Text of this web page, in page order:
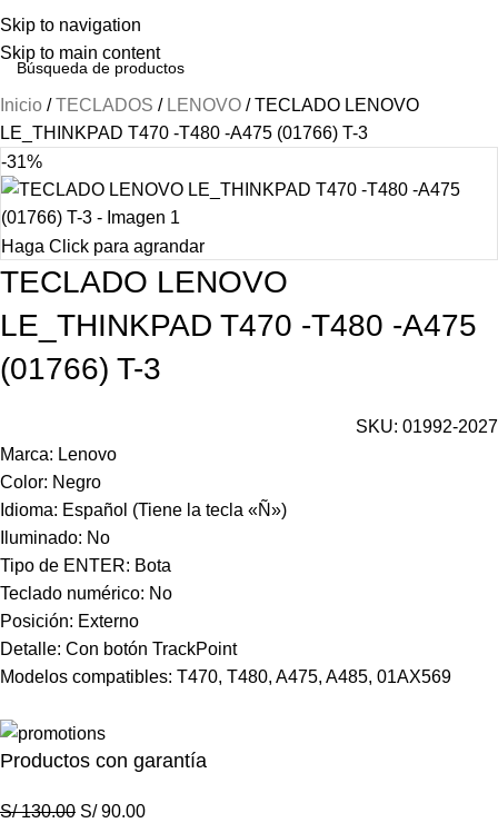
Skip to navigation
Skip to main content
Inicio TECLADOS LENOVO
TECLADO LENOVO
LE_THINKPAD T470 -T480 -A475 (01766) T-3
-31%
Haga Click para agrandar
TECLADO LENOVO
LE_THINKPAD T470 -T480 -A475
(01766) T-3
SKU: 01992-2027
Marca: Lenovo
Color: Negro
Idioma: Español (Tiene la tecla «Ñ»)
Iluminado: No
Tipo de ENTER: Bota
Teclado numérico: No
Posición: Externo
Detalle: Con botón TrackPoint
Modelos compatibles: T470, T480, A475, A485, 01AX569
Productos con garantía
S/130.00 S/90.00